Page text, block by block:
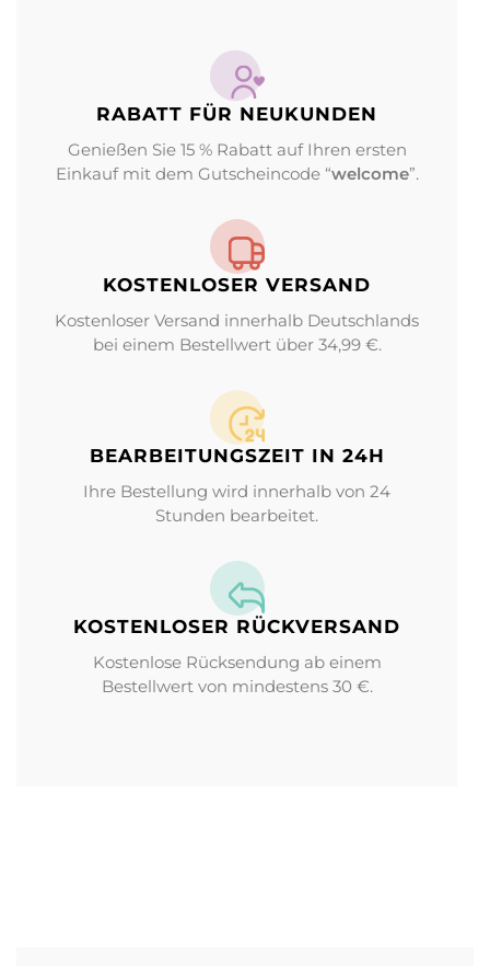
RABATT FÜR NEUKUNDEN
Genießen Sie 15 % Rabatt auf Ihren ersten
Einkauf mit dem Gutscheincode “welcome”.
KOSTENLOSER VERSAND
Kostenloser Versand innerhalb Deutschlands
bei einem Bestellwert über 34,99 €.
BEARBEITUNGS­ZEIT IN 24H
Ihre Bestellung wird innerhalb von 24
Stunden bearbeitet.
KOSTENLOSER RÜCKVERSAND
Kostenlose Rücksendung ab einem
Bestellwert von mindestens 30 €.